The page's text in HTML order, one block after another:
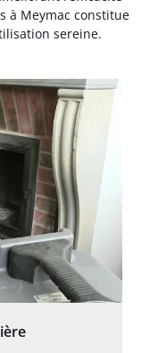
à Meymac constitue
sereine.